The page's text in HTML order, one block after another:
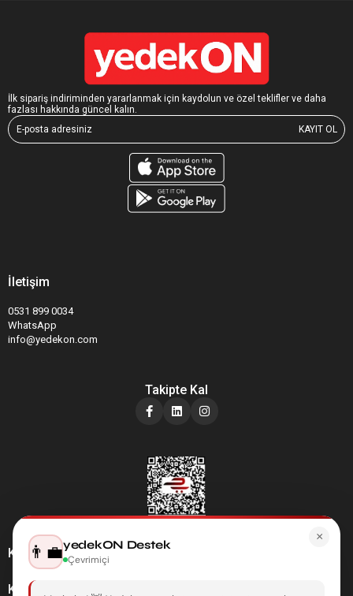
İlk sipariş indiriminden yararlanmak için kaydolun ve özel teklifler ve daha
fazlası hakkında güncel kalın.
KAYIT OL
İletişim
0531 899 0034
WhatsApp
info@yedekon.com
Takipte Kal
Kategoriler
Kurumsal
×
👨‍💼yedekON Destek
Çevrimiçi